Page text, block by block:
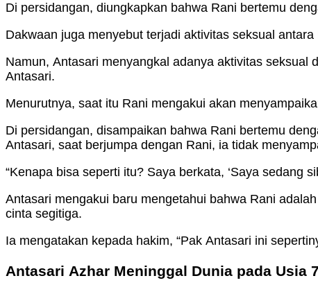
Di persidangan, diungkapkan bahwa Rani bertemu
Dakwaan juga menyebut terjadi aktivitas seksual
Namun, Antasari menyangkal adanya aktivitas seksual
Antasari.
Menurutnya, saat itu Rani mengakui akan
Di persidangan, disampaikan bahwa Rani bertemu
Antasari, saat berjumpa dengan Rani, ia tidak
“Kenapa bisa seperti itu? Saya berkata, ‘Saya sedang
Antasari mengakui baru mengetahui bahwa Rani
cinta segitiga.
Ia mengatakan kepada hakim, “Pak Antasari ini
Antasari Azhar Meninggal Dunia pada Usia